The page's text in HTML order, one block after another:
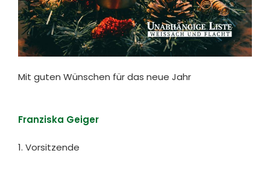
Mit guten Wünschen für das neue Jahr
Franziska Geiger
1. Vorsitzende